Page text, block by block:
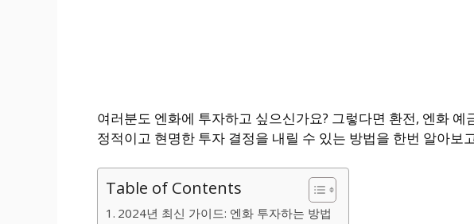
여러분도 엔화에 투자하고 싶으신가요? 그렇다면 환전, 엔화 예
정적이고 현명한 투자 결정을 내릴 수 있는 방법을 한번 알아보
Table of Contents
2024년 최신 가이드: 엔화 투자하는 방법